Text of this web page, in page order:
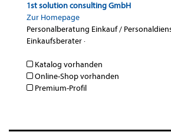
1st solution consulting GmbH
Zur Homepage
Personalberatung Einkauf /
Einkaufsberater·
Katalog vorhanden
Online-Shop vorhanden
Premium-Profil